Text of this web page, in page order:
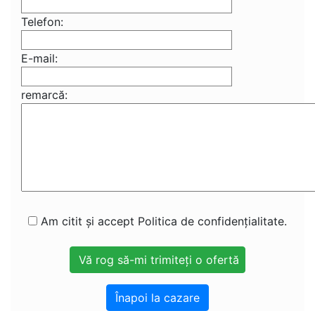
Telefon:
E-mail:
remarcă:
Am citit și accept Politica de confidențialitate.
Înapoi la cazare